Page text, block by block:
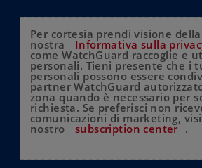
Per cortesia prendi visione della
nostra Informativa sulla
come WatchGuard raccoglie e
personali. Tieni presente che i
personali possono essere
partner WatchGuard
zona quando è necessario per
richiesta. Se preferisci non
comunicazioni di marketing,
nostro subscription center .